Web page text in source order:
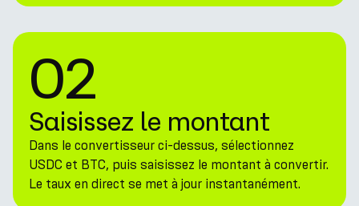
02
Saisissez le montant
Dans le convertisseur ci-dessus, sélectionnez
USDC et BTC, puis saisissez le montant à convertir.
Le taux en direct se met à jour instantanément.